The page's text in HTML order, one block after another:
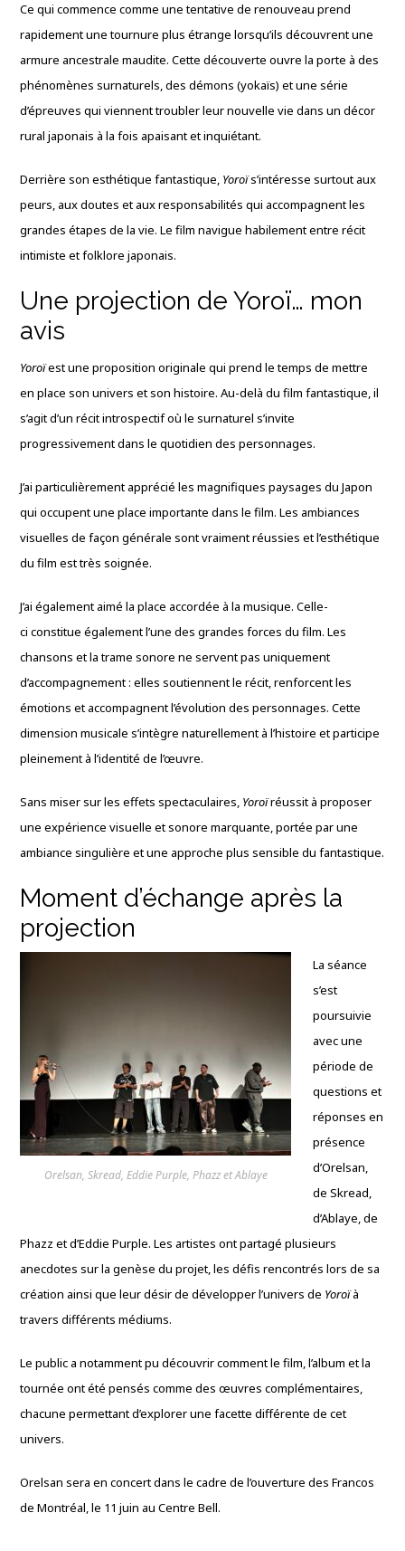
Ce qui commence comme une tentative de renouveau prend
rapidement une tournure plus étrange lorsqu’ils découvrent une
armure ancestrale maudite. Cette découverte ouvre la porte à des
phénomènes surnaturels, des démons (yokaïs) et une série
d’épreuves qui viennent troubler leur nouvelle vie dans un décor
rural japonais à la fois apaisant et inquiétant.
Derrière son esthétique fantastique, Yoroïs’intéresse surtout aux
peurs, aux doutes et aux responsabilités qui accompagnent les
grandes étapes de la vie. Le film navigue habilement entre récit
intimiste et folklore japonais.
Une projection de Yoroï… mon
avis
Yoroïest une proposition originale qui prend le temps de mettre
en place son univers et son histoire. Au-delà du film fantastique, il
s’agit d’un récit introspectif où le surnaturel s’invite
progressivement dans le quotidien des personnages.
J’ai particulièrement apprécié les magnifiques paysages du Japon
qui occupent une place importante dans le film. Les ambiances
visuelles de façon générale sont vraiment réussies et l’esthétique
du film est très soignée.
J’ai également aimé la place accordée à la musique. Celle-
ci constitue également l’une des grandes forces du film. Les
chansons et la trame sonore ne servent pas uniquement
d’accompagnement : elles soutiennent le récit, renforcent les
émotions et accompagnent l’évolution des personnages. Cette
dimension musicale s’intègre naturellement à l’histoire et participe
pleinement à l’identité de l’œuvre.
Sans miser sur les effets spectaculaires, Yoroïréussit à proposer
une expérience visuelle et sonore marquante, portée par une
ambiance singulière et une approche plus sensible du fantastique.
Moment d’échange après la
projection
Orelsan, Skread, Eddie Purple, Phazz et Ablaye
La séance
s’est
poursuivie
avec une
période de
questions et
réponses en
présence
d’Orelsan,
de Skread,
d’Ablaye, de
Phazz et d’Eddie Purple. Les artistes ont partagé plusieurs
anecdotes sur la genèse du projet, les défis rencontrés lors de sa
création ainsi que leur désir de développer l’univers de Yoroïà
travers différents médiums.
Le public a notamment pu découvrir comment le film, l’album et la
tournée ont été pensés comme des œuvres complémentaires,
chacune permettant d’explorer une facette différente de cet
univers.
Orelsan sera en concert dans le cadre de l’ouverture des Francos
de Montréal, le 11 juin au Centre Bell.